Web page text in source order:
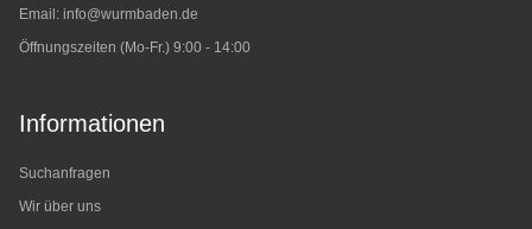
Email: info@wurmbaden.de
Öffnungszeiten (Mo-Fr.) 9:00 - 14:00
Informationen
Suchanfragen
Wir über uns